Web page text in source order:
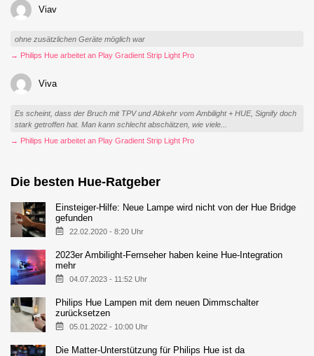
Viav
ohne zusätzlichen Geräte möglich war
→ Philips Hue arbeitet an Play Gradient Strip Light Pro
Viva
Es scheint, dass der Bruch mit TPV und Abkehr vom Ambilight + HUE, Signify doch
stark getroffen hat. Man kann schlecht abschätzen, wie viele...
→ Philips Hue arbeitet an Play Gradient Strip Light Pro
Die besten Hue-Ratgeber
Einsteiger-Hilfe: Neue Lampe wird nicht von der Hue Bridge
gefunden
22.02.2020 - 8:20 Uhr
2023er Ambilight-Fernseher haben keine Hue-Integration
mehr
04.07.2023 - 11:52 Uhr
Philips Hue Lampen mit dem neuen Dimmschalter
zurücksetzen
05.01.2022 - 10:00 Uhr
Die Matter-Unterstützung für Philips Hue ist da